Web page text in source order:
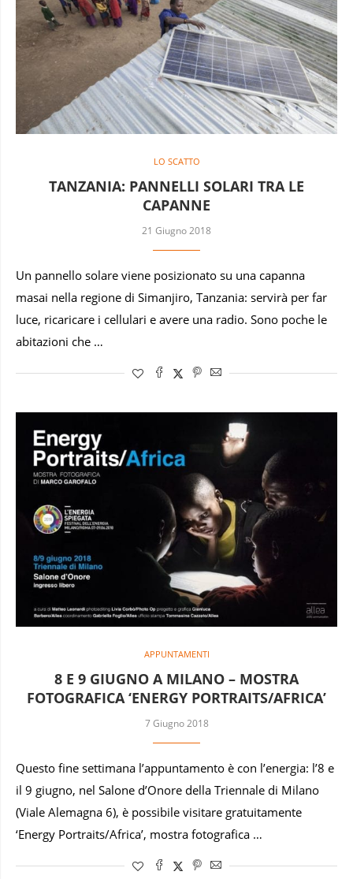
LO SCATTO
TANZANIA: PANNELLI SOLARI TRA LE
CAPANNE
21 Giugno 2018
Un pannello solare viene posizionato su una capanna
masai nella regione di Simanjiro, Tanzania: servirà per far
luce, ricaricare i cellulari e avere una radio. Sono poche le
abitazioni che …
APPUNTAMENTI
8 E 9 GIUGNO A MILANO – MOSTRA
FOTOGRAFICA ‘ENERGY PORTRAITS/AFRICA’
7 Giugno 2018
Questo fine settimana l’appuntamento è con l’energia: l’8 e
il 9 giugno, nel Salone d’Onore della Triennale di Milano
(Viale Alemagna 6), è possibile visitare gratuitamente
‘Energy Portraits/Africa’, mostra fotografica …